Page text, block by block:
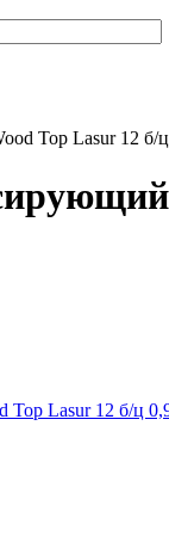
Top Lasur 12 б/